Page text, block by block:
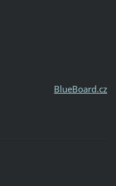
BlueBoard.cz